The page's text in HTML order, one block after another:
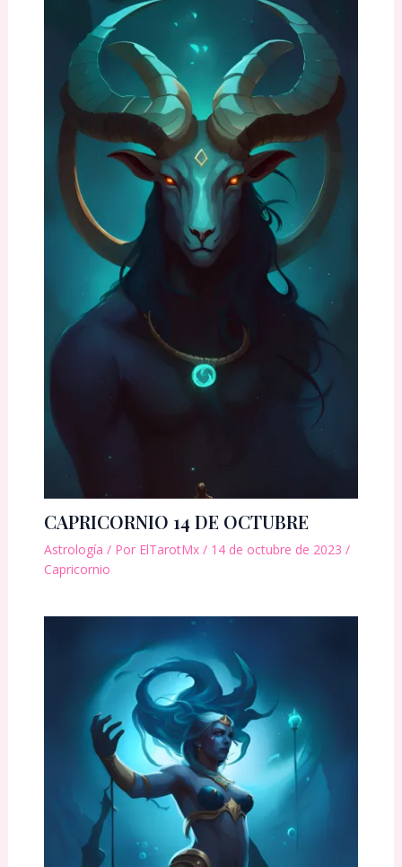
CAPRICORNIO 14 DE OCTUBRE
Astrología / Por ElTarotMx / 14 de octubre de 2023 /
Capricornio